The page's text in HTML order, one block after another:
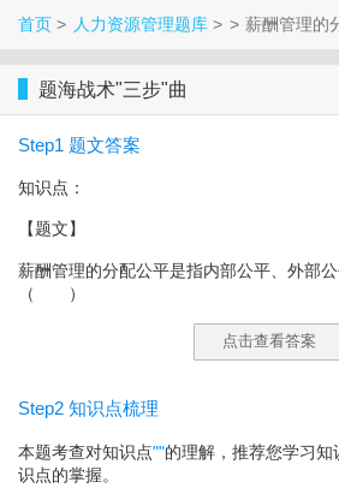
首页 人力资源管理题库 薪酬管理
题海战术"三步"曲
Step1 题文答案
知识点：
【题文】
薪酬管理的分配公平是指内部公平、外部公
（ ）
点击查看答案
Step2 知识点梳理
本题考查对知识点""的理解，推荐您学习
识点的掌握。